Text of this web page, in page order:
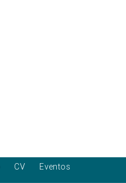
CV Eventos